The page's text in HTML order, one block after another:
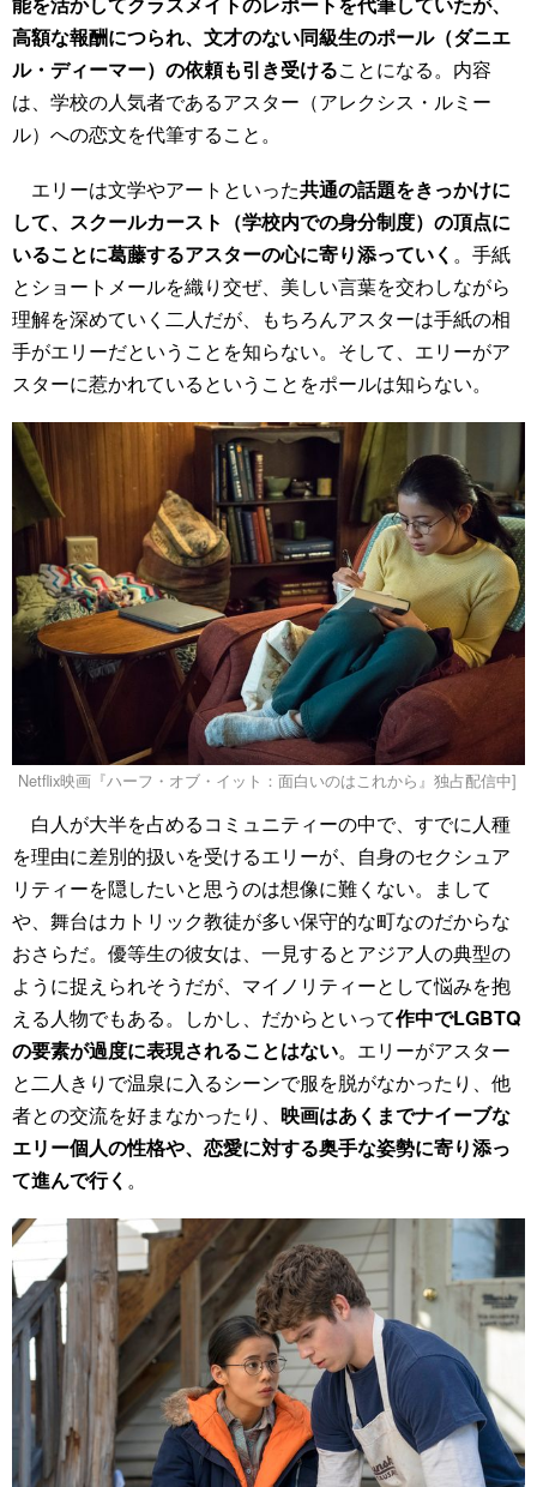
高額な報酬につられ、文才のない同級生のポール（ダニエ
ル・ディーマー）の依頼も引き受けることになる。内容
は、学校の人気者であるアスター（アレクシス・ルミー
ル）への恋文を代筆すること。
エリーは文学やアートといった共通の話題をきっかけに
して、スクールカースト（学校内での身分制度）の頂点に
いることに葛藤するアスターの心に寄り添っていく 。手紙
とショートメールを織り交ぜ、美しい言葉を交わしながら
理解を深めていく二人だが、もちろんアスターは手紙の相
手がエリーだということを知らない。そして、エリーがア
スターに惹かれているということをポールは知らない。
Netflix映画『ハーフ・オブ・イット：面白いのはこれから』独占配信中]
白人が大半を占めるコミュニティーの中で、すでに人種
を理由に差別的扱いを受けるエリーが、自身のセクシュア
リティーを隠したいと思うのは想像に難くない。まして
や、舞台はカトリック教徒が多い保守的な町なのだからな
おさらだ。優等生の彼女は、一見するとアジア人の典型の
ように捉えられそうだが、マイノリティーとして悩みを抱
える人物でもある。しかし、だからといって作中でLGBTQ
の要素が過度に表現されることはない。エリーがアスター
と二人きりで温泉に入るシーンで服を脱がなかったり、他
者との交流を好まなかったり、 映画はあくまでナイーブな
エリー個人の性格や、恋愛に対する奥手な姿勢に寄り添っ
て進んで行く 。